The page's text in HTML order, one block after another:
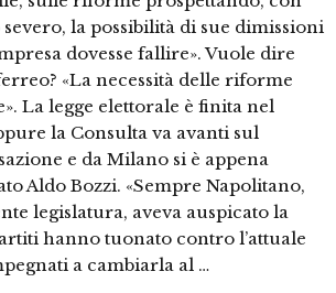
la possibilità di sue dimissioni
dovesse fallire». Vuole dire
«La necessità delle riforme
La legge elettorale è finita nel
la Consulta va avanti sul
e da Milano si è appena
Aldo Bozzi. «Sempre Napolitano,
legislatura, aveva auspicato la
hanno tuonato contro l’attuale
a cambiarla al …